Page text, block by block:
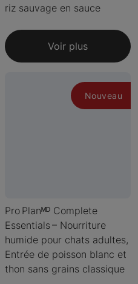
riz sauvage en sauce
Voir plus
Nouveau
Pro Planᴹᴰ Complete
Essentials – Nourriture
humide pour chats adultes,
Entrée de poisson blanc et
thon sans grains classique